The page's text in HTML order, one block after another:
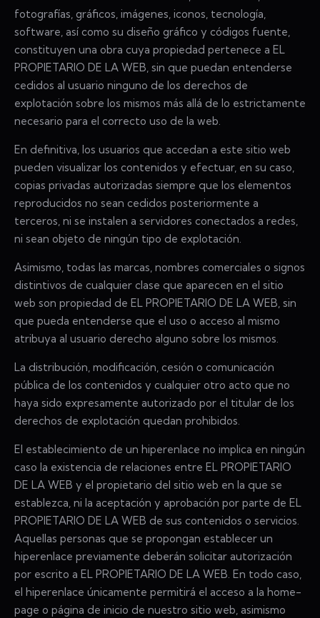
fotografías, gráficos, imágenes, iconos, tecnología,
software, así como su diseño gráfico y códigos fuente,
constituyen una obra cuya propiedad pertenece a EL
PROPIETARIO DE LA WEB, sin que puedan entenderse
cedidos al usuario ninguno de los derechos de
explotación sobre los mismos más allá de lo estrictamente
necesario para el correcto uso de la web.
En definitiva, los usuarios que accedan a este sitio web
pueden visualizar los contenidos y efectuar, en su caso,
copias privadas autorizadas siempre que los elementos
reproducidos no sean cedidos posteriormente a
terceros, ni se instalen a servidores conectados a redes,
ni sean objeto de ningún tipo de explotación.
Asimismo, todas las marcas, nombres comerciales o signos
distintivos de cualquier clase que aparecen en el sitio
web son propiedad de EL PROPIETARIO DE LA WEB, sin
que pueda entenderse que el uso o acceso al mismo
atribuya al usuario derecho alguno sobre los mismos.
La distribución, modificación, cesión o comunicación
pública de los contenidos y cualquier otro acto que no
haya sido expresamente autorizado por el titular de los
derechos de explotación quedan prohibidos.
El establecimiento de un hiperenlace no implica en ningún
caso la existencia de relaciones entre EL PROPIETARIO
DE LA WEB y el propietario del sitio web en la que se
establezca, ni la aceptación y aprobación por parte de EL
PROPIETARIO DE LA WEB de sus contenidos o servicios.
Aquellas personas que se propongan establecer un
hiperenlace previamente deberán solicitar autorización
por escrito a EL PROPIETARIO DE LA WEB. En todo caso,
el hiperenlace únicamente permitirá el acceso a la home-
page o página de inicio de nuestro sitio web, asimismo